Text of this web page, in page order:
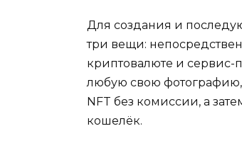
Для создания и
три вещи:
криптовалюте и сервис-
любую свою фотографию,
NFT без комиссии, а
кошелёк.